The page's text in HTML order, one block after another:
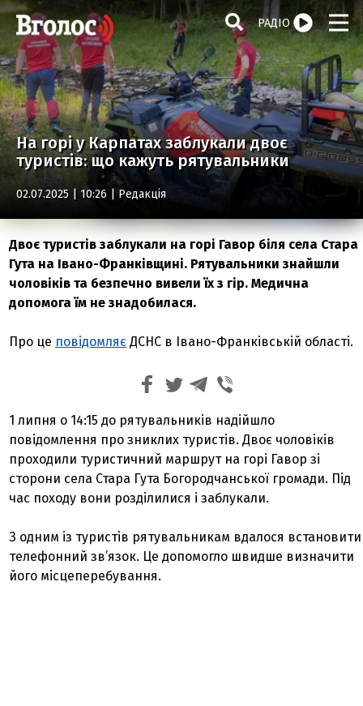
РАДІО
На горі у Карпатах заблукали двоє
туристів: що кажуть рятувальники
02.07.2025 | 10:26 |Редакція
Двоє туристів заблукали на горі Гавор біля села Стара
Гута на Івано-Франківщині. Рятувальники знайшли
чоловіків та безпечно вивели їх з гір. Медична
допомога їм не знадобилася.
Про це повідомляє ДСНС в Івано-Франківській області.
1 липня о 14:15 до рятувальників надійшло
повідомлення про зниклих туристів. Двоє чоловіків
проходили туристичний маршрут на горі Гавор зі
сторони села Стара Гута Богородчанської громади. Під
час походу вони розділилися і заблукали.
З одним із туристів рятувальникам вдалося встановити
телефонний зв’язок. Це допомогло швидше визначити
його місцеперебування.